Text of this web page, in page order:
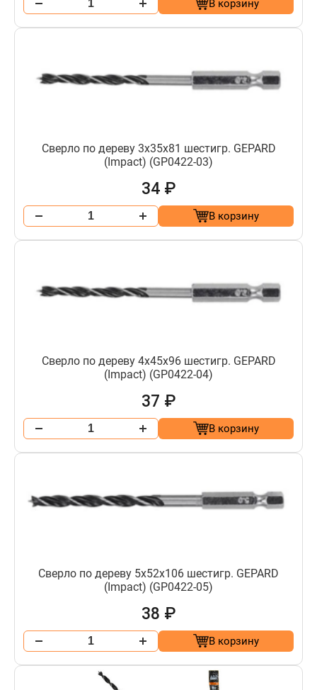
В корзину
Сверло по дереву 3х35х81 шестигр. GEPARD
(Impact) (GP0422-03)
34 ₽
В корзину
Сверло по дереву 4х45х96 шестигр. GEPARD
(Impact) (GP0422-04)
37 ₽
В корзину
Сверло по дереву 5х52х106 шестигр. GEPARD
(Impact) (GP0422-05)
38 ₽
В корзину